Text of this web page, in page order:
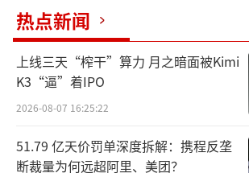
成。此外，由于Numab曾将
的权益授权给了Kaken
将与Kaken Pharmaceutical“达
协议”，以获得NM26在亚太地
Numab创始人兼首席执行
博士表示：“很高兴能与强生
热点新闻
上线三天“榨干”算力 月之暗面被Kimi
K3“逼”着IPO
2026-08-07 16:25:22
51.79 亿天价罚单深度拆解：携程反垄
断裁量为何远超阿里、美团？